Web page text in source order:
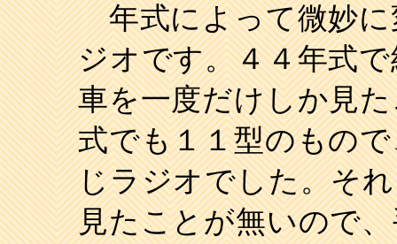
年式によって微妙に
ジオです。４４年式
車を一度だけしか見
式でも１１型のもの
じラジオでした。そ
見たことが無いので